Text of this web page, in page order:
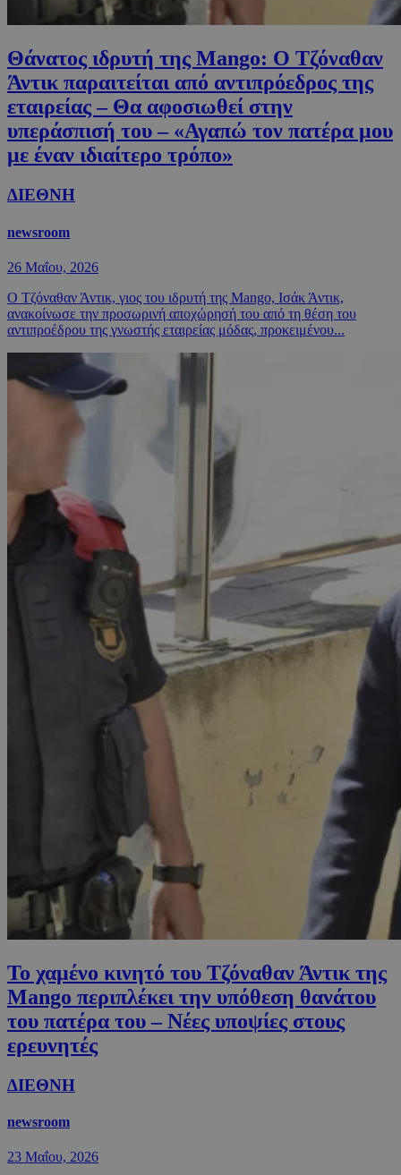
Θάνατος ιδρυτή της Mango: Ο Τζόναθαν
Άντικ παραιτείται από αντιπρόεδρος της
εταιρείας – Θα αφοσιωθεί στην
υπεράσπισή του – «Αγαπώ τον πατέρα μου
με έναν ιδιαίτερο τρόπο»
ΔΙΕΘΝΗ
newsroom
26 Μαΐου, 2026
Ο Τζόναθαν Άντικ, γιος του ιδρυτή της Mango, Ισάκ Άντικ,
ανακοίνωσε την προσωρινή αποχώρησή του από τη θέση του
αντιπροέδρου της γνωστής εταιρείας μόδας, προκειμένου...
Το χαμένο κινητό του Τζόναθαν Άντικ της
Mango περιπλέκει την υπόθεση θανάτου
του πατέρα του – Nέες υποψίες στους
ερευνητές
ΔΙΕΘΝΗ
newsroom
23 Μαΐου, 2026